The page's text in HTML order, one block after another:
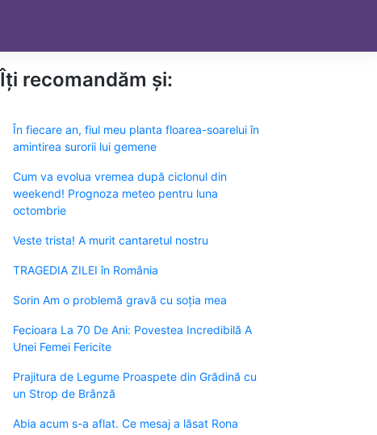
Îți recomandăm și:
În fiecare an, fiul meu planta floarea-soarelui în
amintirea surorii lui gemene
Cum va evolua vremea după ciclonul din
weekend! Prognoza meteo pentru luna
octombrie
Veste trista! A murit cantaretul nostru
TRAGEDIA ZILEI în România
Sorin Am o problemă gravă cu soția mea
Fecioara La 70 De Ani: Povestea Incredibilă A
Unei Femei Fericite
Prajitura de Legume Proaspete din Grădină cu
un Strop de Brânză
Abia acum s-a aflat. Ce mesaj a lăsat Rona